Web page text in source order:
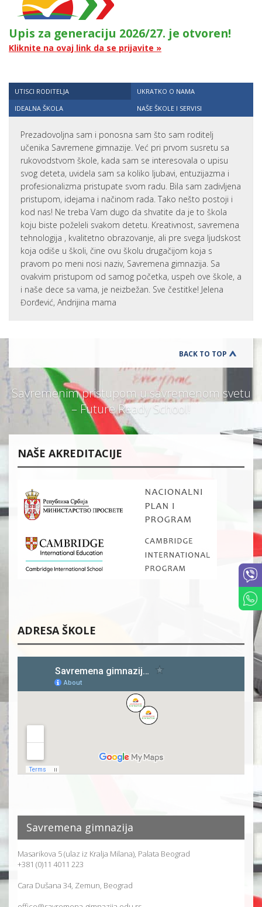
Upis za generaciju 2026/27. je otvoren!
Kliknite na ovaj link da se prijavite »
UTISCI RODITELJA
UKRATKO O NAMA
IDEALNA ŠKOLA
NAŠE ŠKOLE I SERVISI
Prezadovoljna sam i ponosna sam što sam roditelj
učenika Savremene gimnazije. Već pri prvom susretu sa
rukovodstvom škole, kada sam se interesovala o upisu
svog deteta, uvidela sam sa koliko ljubavi, entuzijazma i
profesionalizma pristupate svom radu. Bila sam zadivljena
pristupom, idejama i načinom rada. Tako nešto postoji i
kod nas! Ne treba Vam dugo da shvatite da je to škola
koju biste poželeli svakom detetu. Kreativnost, savremena
tehnologija , kvalitetno obrazovanje, ali pre svega ljudskost
koja odiše u školi, čine ovu školu drugačijom koja s
pravom po meni nosi naziv, Savremena gimnazija. Sa
ovakvim pristupom od samog početka, uspeh ove škole, a
i naše dece sa vama, je neizbežan. Sve čestitke! Jelena
Đorđević, Andrijina mama
BACK TO TOP
Savremenim pristupom u savremenom svetu
– Future Ready School!
NAŠE AKREDITACIJE
ADRESA ŠKOLE
Savremena gimnazija
Masarikova 5 (ulaz iz Kralja Milana), Palata Beograd
+381 (0)11 4011 223
Cara Dušana 34, Zemun, Beograd